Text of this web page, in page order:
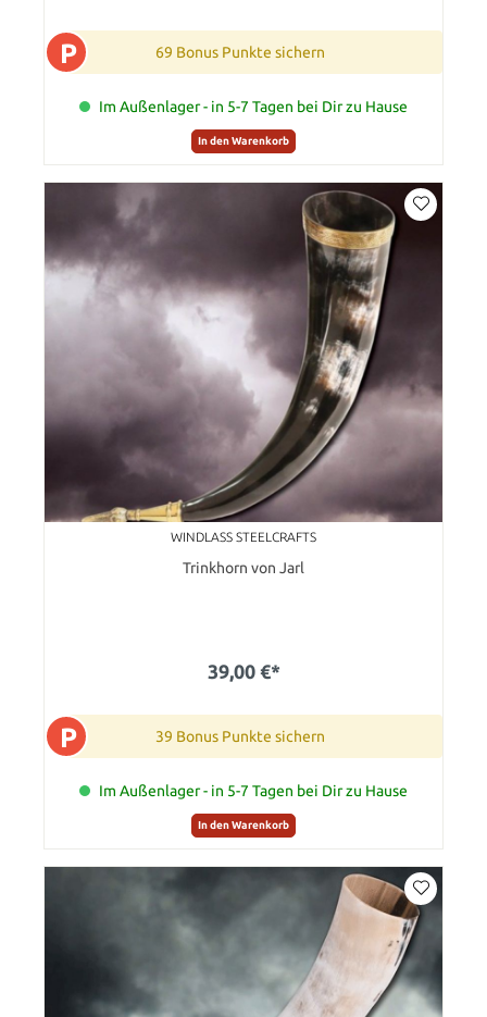
P 69 Bonus Punkte sichern
Im Außenlager - in 5-7 Tagen bei Dir zu Hause
In den Warenkorb
WINDLASS STEELCRAFTS
Trinkhorn von Jarl
39,00 €*
P 39 Bonus Punkte sichern
Im Außenlager - in 5-7 Tagen bei Dir zu Hause
In den Warenkorb